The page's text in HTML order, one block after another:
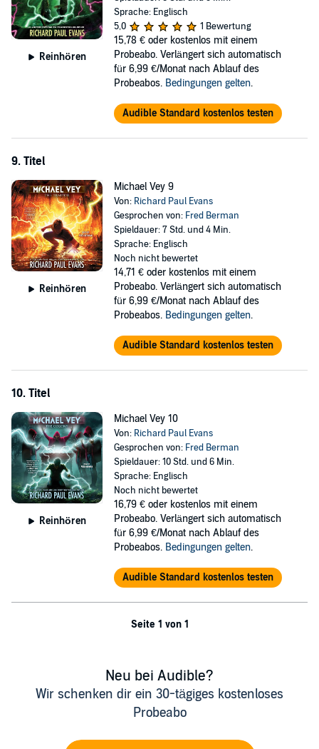
Reinhören
Sprache: Englisch
5,0
1 Bewertung
15,78 € oder kostenlos mit einem
Probeabo. Verlängert sich automatisch
für 6,99 €/Monat nach Ablauf des
Probeabos. Bedingungen gelten.
Audible Standard kostenlos testen
9. Titel
Reinhören
Michael Vey 9
Von: Richard Paul Evans
Gesprochen von: Fred Berman
Spieldauer: 7 Std. und 4 Min.
Sprache: Englisch
Noch nicht bewertet
14,71 € oder kostenlos mit einem
Probeabo. Verlängert sich automatisch
für 6,99 €/Monat nach Ablauf des
Probeabos. Bedingungen gelten.
Audible Standard kostenlos testen
10. Titel
Reinhören
Michael Vey 10
Von: Richard Paul Evans
Gesprochen von: Fred Berman
Spieldauer: 10 Std. und 6 Min.
Sprache: Englisch
Noch nicht bewertet
16,79 € oder kostenlos mit einem
Probeabo. Verlängert sich automatisch
für 6,99 €/Monat nach Ablauf des
Probeabos. Bedingungen gelten.
Audible Standard kostenlos testen
Seite 1 von 1
Neu bei Audible?
Wir schenken dir ein 30-tägiges kostenloses
Probeabo